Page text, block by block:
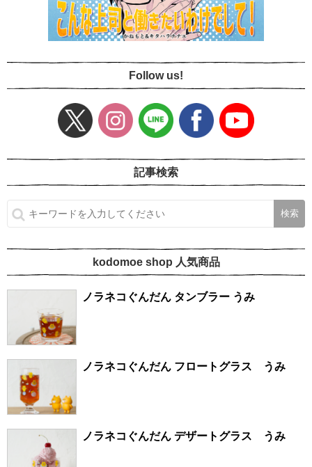
Follow us!
記事検索
kodomoe shop 人気商品
ノラネコぐんだん タンブラー うみ
ノラネコぐんだん フロートグラス うみ
ノラネコぐんだん デザートグラス うみ